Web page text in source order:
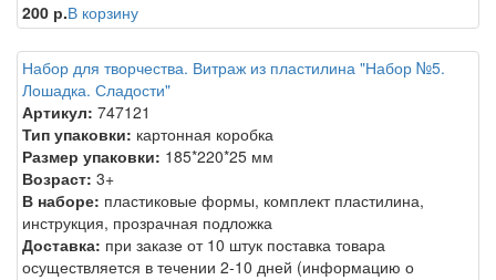
200 р.В корзину
Набор для творчества. Витраж из пластилина "Набор №5.
Лошадка. Сладости"
Артикул: 747121
Тип упаковки: картонная коробка
Размер упаковки: 185*220*25 мм
Возраст: 3+
В наборе: пластиковые формы, комплект пластилина,
инструкция, прозрачная подложка
Доставка: при заказе от 10 штук поставка товара
осуществляется в течении 2-10 дней (информацию о